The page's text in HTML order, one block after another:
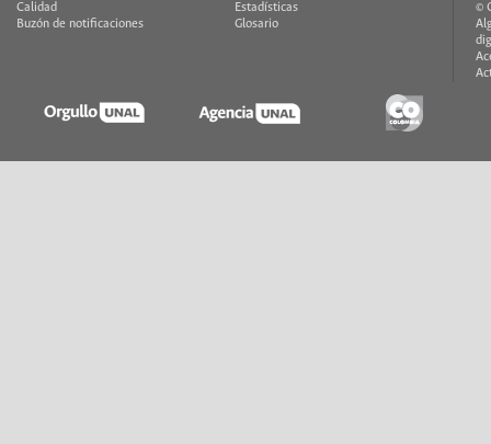
Calidad
Buzón de notificaciones
Estadísticas
Glosario
©